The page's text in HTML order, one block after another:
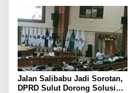
Mendesak SKPD
Jalan Salibabu Jadi Sorotan,
DPRD Sulut Dorong Solusi